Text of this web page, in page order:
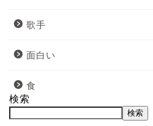
歌手
面白い
食
検索
検索